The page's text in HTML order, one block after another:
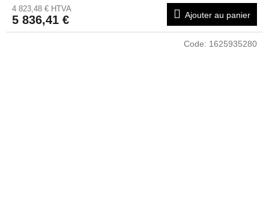
4 823,48 € HTVA
5 836,41 € Ajouter au panier
Code: 1625935280